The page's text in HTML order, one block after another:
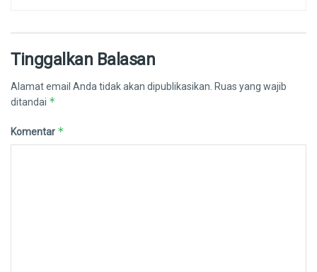
Tinggalkan Balasan
Alamat email Anda tidak akan dipublikasikan. Ruas yang wajib
ditandai *
Komentar *